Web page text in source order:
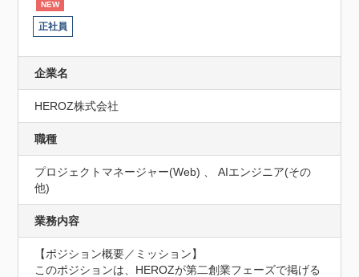
NEW
正社員
企業名
HEROZ株式会社
職種
プロジェクトマネージャー(Web) 、 AIエンジニア(その
他)
業務内容
【ポジション概要／ミッション】
このポジションは、HEROZが第二創業フェーズで掲げる